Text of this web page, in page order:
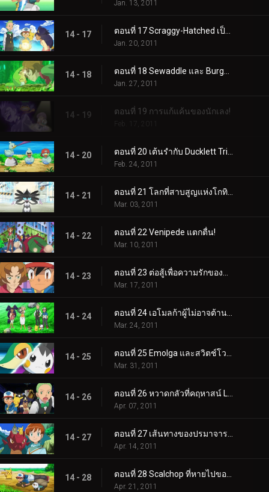
Jan. 13, 2011
14 - 17
Jan. 20, 2011
14 - 18
Jan. 27, 2011
14 - 19 ตอนที่ 19 การแก้แค้นของนักเลง!
Feb. 17, 2011
14 - 20
Feb. 24, 2011
14 - 21
Mar. 03, 2011
14 - 22 ตอนที่ 22 Venipede แตกตื่น!
Mar. 10, 2011
14 - 23
Mar. 17, 2011
14 - 24
Mar. 24, 2011
14 - 25
Mar. 31, 2011
14 - 26
Apr. 07, 2011
14 - 27
Apr. 14, 2011
14 - 28
Apr. 21, 2011